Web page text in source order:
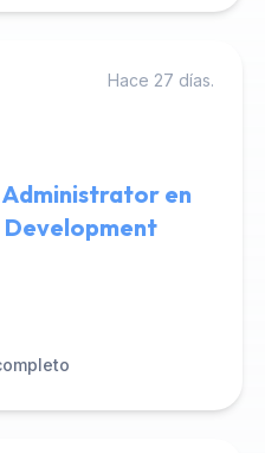
Hace 27 días.
Administrator en